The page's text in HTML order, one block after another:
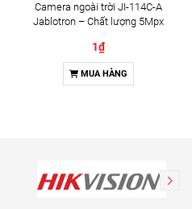
Camera ngoài trời JI-114C-A
Jablotron – Chất lượng 5Mpx
1₫
MUA HÀNG